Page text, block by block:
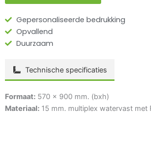
Gepersonaliseerde bedrukking
Opvallend
Duurzaam
Technische specificaties
Formaat: 570 x 900 mm. (bxh)
Materiaal: 15 mm. multiplex watervast met